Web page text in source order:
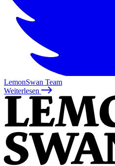
LemonSwan Team
Weiterlesen